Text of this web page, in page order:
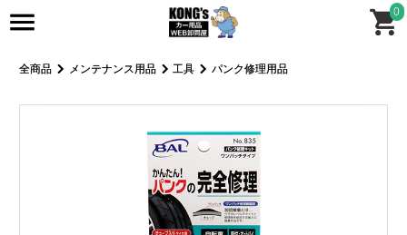
0
全商品 メンテナンス用品 工具 パンク修理用品